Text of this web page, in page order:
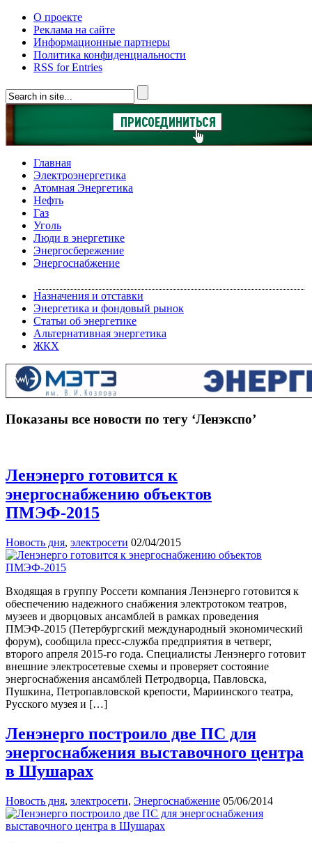
О проекте
Реклама на сайте
Информационные партнеры
Политика конфиденциальности
RSS for Entries
Главная
Электроэнергетика
Атомная Энергетика
Нефть
Газ
Уголь
Люди в энергетике
Энергосбережение
Энергоснабжение
Назначения и отставки
Энергетика и фондовый рынок
Статьи об энергетике
Альтернативная энергетика
ЖКХ
Показаны все новости по тегу ‘Ленэкспо’
Ленэнерго готовится к
энергоснабжению объектов
ПМЭФ-2015
Новость дня, электросети 02/04/2015
Входящая в группу Россети компания Ленэнерго готовится к
обеспечению надежного снабжения электротоком театров,
музеев и дворцовых ансамблей в рамках проведения
ПМЭФ-2015 (Петербургский международный экономический
форум), сообщила пресс-служба предприятия в четверг,
второго апреля 2015-го года. Специалисты Ленэнерго готовит
внешние электросетевые схемы и проверяет состояние
энергоснабжения ансамблей Петродворца, Павловска,
Пушкина, Петропавловской крепости, Мариинского театра,
Русского музея и […]
Ленэнерго построило две ПС для
энергоснабжения выставочного центра
в Шушарах
Новость дня, электросети, Энергоснабжение 05/06/2014